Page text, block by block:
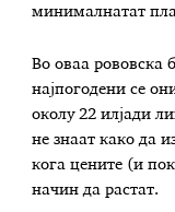
минималнатат
Во оваа рововска
најпогодени се
околу 22 илјади
не знаат како да
кога цените (и
начин да растат.